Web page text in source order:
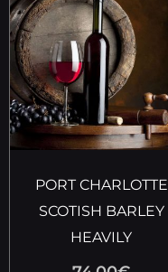
PORT CHARLOTTE
SCOTISH BARLEY
HEAVILY